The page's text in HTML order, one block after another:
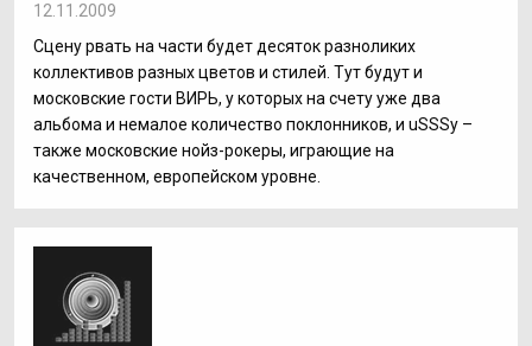
12.11.2009
Сцену рвать на части будет десяток разноликих
коллективов разных цветов и стилей. Тут будут и
московские гости ВИРЬ, у которых на счету уже два
альбома и немалое количество поклонников, и uSSSy –
также московские нойз-рокеры, играющие на
качественном, европейском уровне.